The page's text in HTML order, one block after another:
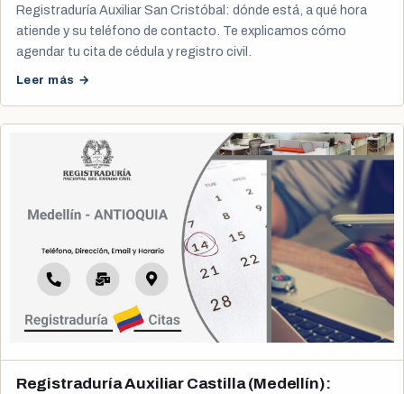
Registraduría Auxiliar San Cristóbal: dónde está, a qué hora
atiende y su teléfono de contacto. Te explicamos cómo
agendar tu cita de cédula y registro civil.
Leer más →
Registraduría Auxiliar Castilla (Medellín):